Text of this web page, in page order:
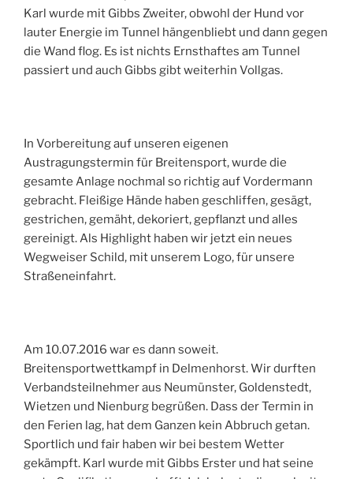
Karl wurde mit Gibbs Zweiter, obwohl der Hund vor
lauter Energie im Tunnel hängenbliebt und dann gegen
die Wand flog. Es ist nichts Ernsthaftes am Tunnel
passiert und auch Gibbs gibt weiterhin Vollgas.
In Vorbereitung auf unseren eigenen
Austragungstermin für Breitensport, wurde die
gesamte Anlage nochmal so richtig auf Vordermann
gebracht. Fleißige Hände haben geschliffen, gesägt,
gestrichen, gemäht, dekoriert, gepflanzt und alles
gereinigt. Als Highlight haben wir jetzt ein neues
Wegweiser Schild, mit unserem Logo, für unsere
Straßeneinfahrt.
Am 10.07.2016 war es dann soweit.
Breitensportwettkampf in Delmenhorst. Wir durften
Verbandsteilnehmer aus Neumünster, Goldenstedt,
Wietzen und Nienburg begrüßen. Dass der Termin in
den Ferien lag, hat dem Ganzen kein Abbruch getan.
Sportlich und fair haben wir bei bestem Wetter
gekämpft. Karl wurde mit Gibbs Erster und hat seine